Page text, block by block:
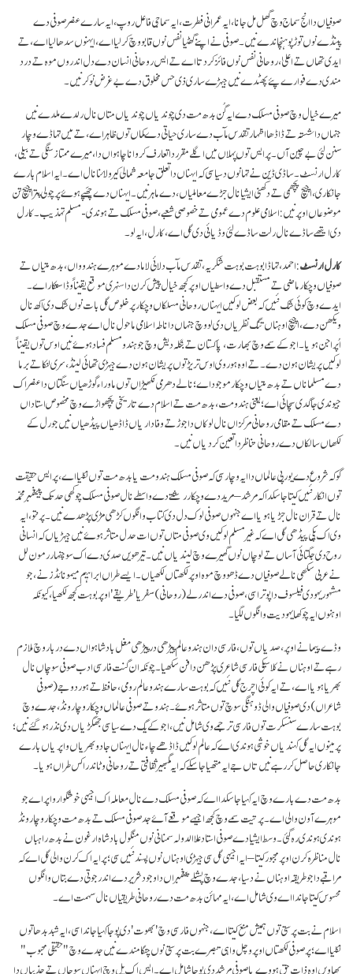
صوفیاں دا انج سماج وچ گھل مل جانا، ایہ عمرانی فطرت، ایہ سماجی فاعل روپ، ایہ سارے عنصر صوفی دے
پینڈے نوں توڑ پوہنچاندے نیں۔ صوفی نے اپنے گھٹیا نفس نوں قابو وچ کر لیا اے، ایہنوں سدھا لیا اے، تے
ایدی تھاں تے اعلیٰ، روحانی نفس نوں فائز کر دتا اے تے ایس روحانی انسان دے دل اندروں موہ تے درد
مندی دے فوارے پئے پھٹدے نیں جیہڑے ساری ذی حس مخلوق دے بے غرض نوکر نیں۔
میرے خیال وچ صوفی مسلک دے ایہ گُن بدھ مت دی چوندیاں چوندیاں متاں نال رلدے ملدے نیں
جنہاں دا شستہ تے ڈاڈھا اظہار تقدس مآب دے ساری حیاتی دے کماں توں ظاہر اے، تے میں تہاڈے وچار
سنن لئی بے چین آں۔ پر ایس توں پہلاں میں اگلے مقرر دا تعارف کروانا چاہواں دا، میرے ممتاز سنگی تے بیلی،
کارل ارنسٹ۔ ساڈی ڈین نے تہانوں دسیا سی کہ ایہناں دا تعلق جامعہ شمالی کیرولائنا نال اے۔ ایہ اسلام بارے
جانکاری، اچیچ پچھمی تے دکھنی ایشیا نال جڑے معاملیاں، دے ماہر نیں۔ ایہناں دے چھَپے ہوۓ پرچولی پتر اچیچ تن
موضوعاں اوپر نیں: اسلامی علوم دے عمومی تے خصوصی شعبے، صوفی مسلک تے ہوندی- مسلم تہذیب۔ کارل
دی ایتھے ساڈے نال رلت ساڈے لئی وڈیائی دی گل اے، کارل، ایہ لو۔
کارل ارنسٹ: احمد، تہاڈا بوہت بوہت شکریہ، تقدس مآب دلائی لاما دے موہرے ہندوواں، بدھ متیاں تے
صوفیاں وچکار ماضی تے مستقبل دے واسطیاں اوپر کجھ خیال پیش کرن دا سنہری موقع یقیناً وڈا ستکار اے۔
ایدے وچ کوئی شک نئیں کہ بعض لوکیں ایہناں روحانی مسلکاں وچکار پر خلوص گل بات نوں شک دی اکھ نال
ویکھن دے، اچیچ اوہناں تنگ نظریاں دی لو وچ جنہاں دا ناطہ اسلامی ماحول نال اے جدے وچ صوفی مسلک
اُپراجن ہویا۔ اجوکے سمے وچ بھارت، پاکستان تے بنگلہ دیش وچ جو ہندو مسلم فساد ہوۓ نیں اوس توں یقیناً
لوکیں پریشان ہون دے۔ تے اوہ ہور وی اوس تریڑ توں پریشان ہون دے جیہڑی تھائی لینڈ، سری لنکا تے برما
دے مسلماناں تے بدھ متیاں وچکار موجود اے؛ نالے دھرمی نکھیڑاں توں ماوراء گوڑھیاں سنگتاں دا عنصر اک
جیوندی جاگدی سچائی اے؛ یعنی ہندو مت، بدھ مت تے اسلام دے تاریخی پچھواڑے وچ مخصوص استاداں
دے مسلک تے مقامی روحانی مرکزاں نال لوکاں دا جوڑ تے وفاداریاں ڈاڈھیاں پیڈھیاں نیں جو رل کے
لکھاں سالکاں دے روحانی تناظر دا تعین کردیاں نیں۔
گو کہ شروع دے یورپی عالماں دا ایہ وچار سی کہ صوفی مسلک ہندو مت یا بدھ مت توں نکلیا اے، پر ایس حقیقت
توں انکار نئیں کیتا جا سکدا کہ مرشد – مرید دے وچکار رشتے دے واسطے نال صوفی مسلک چوکھی حد تک پییغمبر محمد
نال تے قران نال جڑیا ہویا اے جنہوں صوفی لوک دل دی کتاب وانگوں کڑھی مڑی پڑھدے نیں۔ پرنتو، ایہ
وی اک پکی پیڈھی گل اے کہ غیر مسلم لوکیں وی صوفی متاں توں ات حدل متاثر ہوۓ نیں جیہڑیاں کہ انسانی
روح دی جگتائی آساں تے لوچاں نوں گھیرے وچ لیندیاں نیں۔ تیرھویں صدی دے اک سوچنہار رمون لل
نے عربی سکھی نالے صوفیاں دے ڈھو وچ موہ اوپر لکھتاں لکھیاں۔ ایسے طراں ابراہیم میمونائڈز نے، جو
مشہور یہودی فیلسوف دا پوترا سی، صوفی دے اندرلے (روحانی) سفر یا 'طریقے' اوپر بوہت کجھ لکھیا، کیونکہ
اوہنوں ایہ چوکھا یہودیت وانگوں لگیا۔
وڈے پیمانے اوپر، صدیاں توں، فارسی دان ہندو عالم پیڑھی در پیڑھی مغل بادشاہواں دے دربار وچ ملازم
رہے تے اوہناں نے کلاسیکی فارسی شاعری پڑھن دا فن سکھیا۔ چونکہ ان گنت فارسی ادب صوفی سوچاں نال
بھریا ہویا اے، تے ایہ کوئی اچرج گل نئیں کہ بوہت سارے ہندو عالم رومی، حافظ تے ہور دوجے (صوفی
شاعراں) دی صوفیاں والی ڈوہنگی سوچ توں متاثر ہوۓ۔ ہندو تے صوفی عالماں وچکار وچار ونڈ، جدے وچ
بوہت سارے سنسکرت توں فارسی ترجمے وی شامل نیں، اجوکے یگ دے سیاسی جھگڑیاں دی نذر ہو گئے نیں؛
پر مینوں ایہ گل کہندیاں خوشی ہوندی اے کہ عالم لوکیں ڈاڈھے چاء نال ایہناں جادو بھریاں واپریاں بارے
جانکاری حاصل کر رہے نیں تاں جے ایہ متھیا جا سکے کہ ایہ گمبھیر ثقافتی تے روحانی وٹاندرا کس طراں ہویا۔
بدھ مت دے بارے وچ ایہ کہیا جا سکدا اے کہ صوفی مسلک دے نال معاملہ اک اجیہی خوشگوار واپر اے جو
موہرے آون والی اے۔ پرتیت سمے وچ کجھ اجیہے موقعے آۓ جد صوفی مسلک تے بدھ مت وچکار وچار ونڈ
ہوندی ہوندی رہ گئی۔ وسط ایشیا دے صوفی استاد علاالدولہ سمنانی نوں منگول بادشاہ ارغون نے بدھ راہباں
نال مناظرہ کرن اوپر مجبور کیتا – ایہ اجیہی گل سی جیہڑی اوہناں نوں پسند نئیں سی؛ پر ایہ اک کرن والی گل اے کہ
مراقبے دا جو طریقہ اوہناں نے دسیا، جدے وچ پشلے پیغمبراں دا وجود شریر دے اندر جوتی دے بتاں وانگوں
محسوس کیتا جاندا اے وی شامل اے، ایہ مہائن بدھ مت دے روحانی طریقیاں نال سہمت اے۔
اسلام نے بت پرستی توں ہمیش منع کیتا اے، جنہوں فارسی وچ 'بھوت' دی پوجا کہیا جاندا سی، ایہ شبد بدھا توں
نکلیا اے؛ پر صوفی لکھتاں اوپر وچل واہی تبصرے بت پرستی نوں چنگا مندے نیں جدے وچ "حقیقی محبوب"
بھاویں اوہ ذات حق ہووے یا صوفی مرشد دی پوجا شامل اے۔ ایس اک پل وچ ایہناں سوچاں تے جذبیاں دا